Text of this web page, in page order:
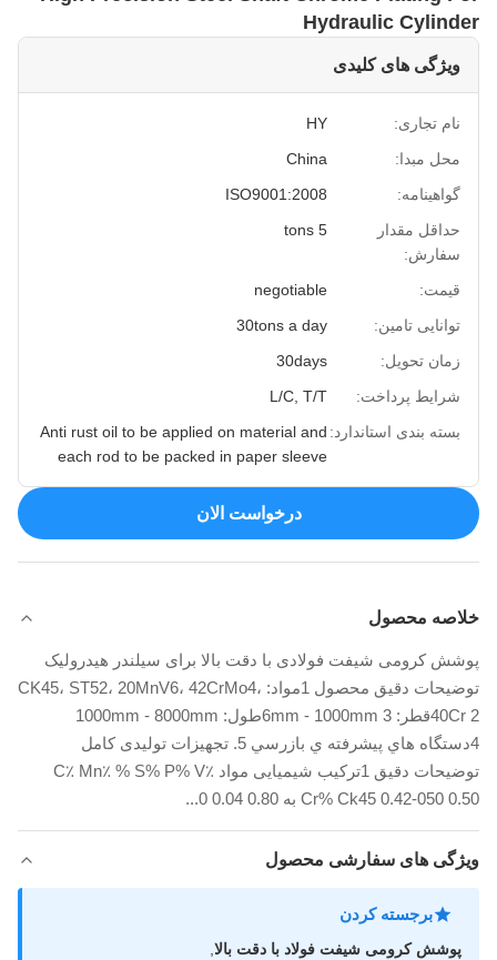
Hydraulic Cylinder
ویژگی های کلیدی
نام تجاری:
HY
محل مبدا:
China
گواهینامه:
ISO9001:2008
حداقل مقدار
سفارش:
5 tons
قیمت:
negotiable
توانایی تامین:
30tons a day
زمان تحویل:
30days
شرایط پرداخت:
L/C, T/T
بسته بندی استاندارد: Anti rust oil to be applied on material and
each rod to be packed in paper sleeve
درخواست الان
خلاصه محصول
پوشش کرومی شیفت فولادی با دقت بالا برای سیلندر هیدرولیک
توضیحات دقیق محصول 1مواد: CK45، ST52، 20MnV6، 42CrMo4،
40Cr 2قطر: 6mm - 1000mm 3طول: 1000mm - 8000mm
4دستگاه هاي پيشرفته ي بازرسي 5. تجهیزات تولیدی کامل
توضیحات دقیق 1ترکیب شیمیایی مواد C٪ Mn٪ % S% P% V٪
Cr% Ck45 0.42-050 0.50 به 0.80 0.04 0...
ویژگی های سفارشی محصول
برجسته کردن
پوشش کرومی شیفت فولاد با دقت بالا,